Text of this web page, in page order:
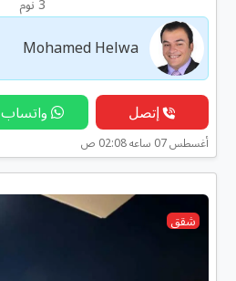
3 نوم
Mohamed Helwa
إتصل واتساب
أغسطس 07 ساعه 02:08 ص
شقق